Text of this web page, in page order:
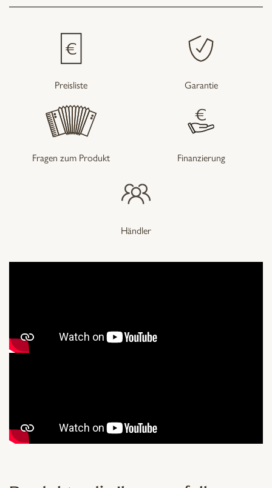
Preisliste Garantie
Fragen zum Produkt Finanzierung
Händler